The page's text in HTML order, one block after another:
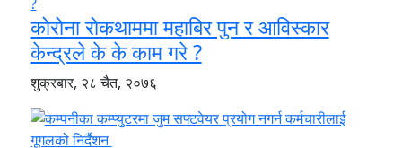
कोरोना रोकथाममा महाबिर पुन र आविस्कार
केन्द्रले के के काम गरे ?
शुक्रबार, २८ चैत, २०७६